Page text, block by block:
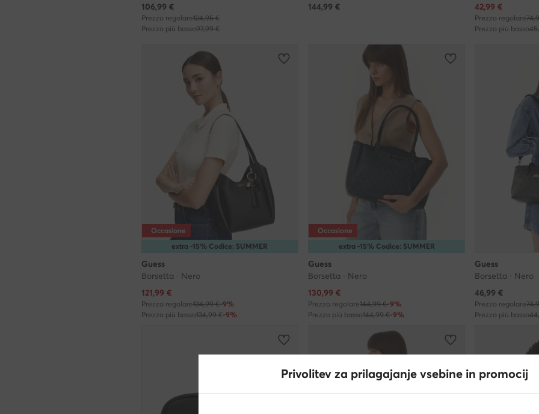
Prezzo attuale
106,99 €
Prezzo regolare124,95 €
Prezzo più basso97,99 €
144,99 €
Prezzo attuale
42,99 €
Prezzo regolare
Prezzo più basso
extra -15% Codice: SUMMER
Occasione
Guess
Borsetta · Nero
Prezzo attuale
121,99 €
Prezzo regolare134,99 €-9%
Prezzo più basso134,99 €-9%
extra -15% Codice: SUMMER
Occasione
Guess
Borsetta · Nero
Prezzo attuale
130,99 €
Prezzo regolare144,99 €-9%
Prezzo più basso144,99 €-9%
Guess
Borsetta · Nero
Prezzo attuale
46,99 €
Prezzo regolare
Prezzo più basso
Privolitev za prilagajanje vsebine in promocij